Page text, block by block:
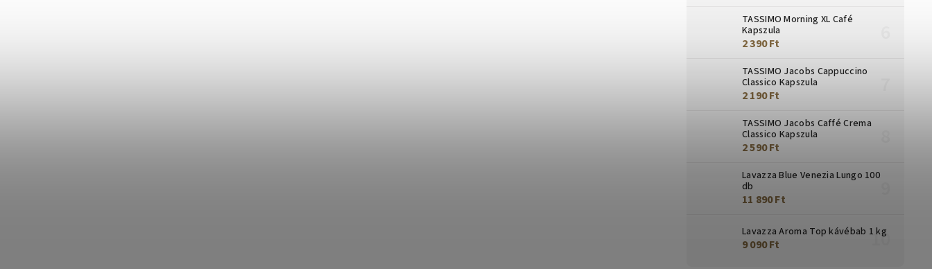
TASSIMO Morning XL Café
Kapszula
2 390 Ft
TASSIMO Jacobs Cappuccino
Classico Kapszula
2 190 Ft
TASSIMO Jacobs Caffé Crema
Classico Kapszula
2 590 Ft
Lavazza Blue Venezia Lungo 100
db
11 890 Ft
Lavazza Aroma Top kávébab 1 kg
9 090 Ft